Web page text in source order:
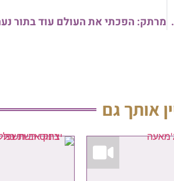
שליט"א
אותך גם